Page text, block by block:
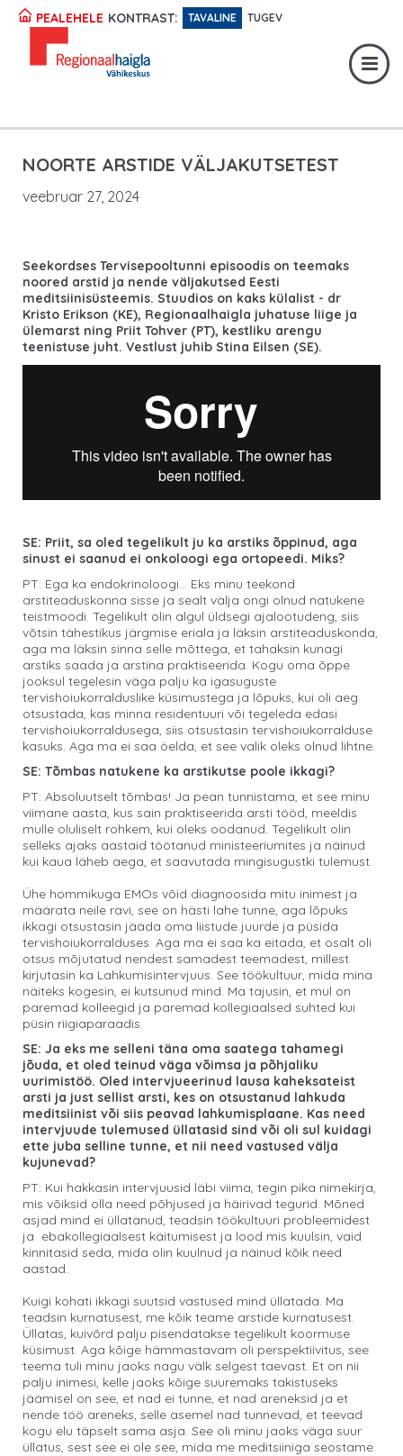
PEALEHELE KONTRAST: TAVALINE TUGEV
617 1049
Erakorraline abi:
NOORTE ARSTIDE VÄLJAKUTSETEST
veebruar 27, 2024
Seekordses Tervisepooltunni episoodis on teemaks
noored arstid ja nende väljakutsed Eesti
meditsiinisüsteemis. Stuudios on kaks külalist - dr
Kristo Erikson (KE), Regionaalhaigla juhatuse liige ja
ülemarst ning Priit Tohver (PT), kestliku arengu
teenistuse juht. Vestlust juhib Stina Eilsen (SE).
SE: Priit, sa oled tegelikult ju ka arstiks õppinud, aga
sinust ei saanud ei onkoloogi ega ortopeedi. Miks?
PT: Ega ka endokrinoloogi… Eks minu teekond
arstiteaduskonna sisse ja sealt välja ongi olnud natukene
teistmoodi. Tegelikult olin algul üldsegi ajalootudeng, siis
võtsin tähestikus järgmise eriala ja läksin arstiteaduskonda,
aga ma läksin sinna selle mõttega, et tahaksin kunagi
arstiks saada ja arstina praktiseerida. Kogu oma õppe
jooksul tegelesin väga palju ka igasuguste
tervishoiukorralduslike küsimustega ja lõpuks, kui oli aeg
otsustada, kas minna residentuuri või tegeleda edasi
tervishoiukorraldusega, siis otsustasin tervishoiukorralduse
kasuks. Aga ma ei saa öelda, et see valik oleks olnud lihtne.
SE: Tõmbas natukene ka arstikutse poole ikkagi?
PT: Absoluutselt tõmbas! Ja pean tunnistama, et see minu
viimane aasta, kus sain praktiseerida arsti tööd, meeldis
mulle oluliselt rohkem, kui oleks oodanud. Tegelikult olin
selleks ajaks aastaid töötanud ministeeriumites ja näinud
kui kaua läheb aega, et saavutada mingisugustki tulemust.
Ühe hommikuga EMOs võid diagnoosida mitu inimest ja
määrata neile ravi, see on hästi lahe tunne, aga lõpuks
ikkagi otsustasin jääda oma liistude juurde ja püsida
tervishoiukorralduses. Aga ma ei saa ka eitada, et osalt oli
otsus mõjutatud nendest samadest teemadest, millest
kirjutasin ka Lahkumisintervjuus. See töökultuur, mida mina
näiteks kogesin, ei kutsunud mind. Ma tajusin, et mul on
paremad kolleegid ja paremad kollegiaalsed suhted kui
püsin riigiaparaadis.
SE: Ja eks me selleni täna oma saatega tahamegi
jõuda, et oled teinud väga võimsa ja põhjaliku
uurimistöö. Oled intervjueerinud lausa kaheksateist
arsti ja just sellist arsti, kes on otsustanud lahkuda
meditsiinist või siis peavad lahkumisplaane. Kas need
intervjuude tulemused üllatasid sind või oli sul kuidagi
ette juba selline tunne, et nii need vastused välja
kujunevad?
PT: Kui hakkasin intervjuusid läbi viima, tegin pika nimekirja,
mis võiksid olla need põhjused ja häirivad tegurid. Mõned
asjad mind ei üllatanud, teadsin töökultuuri probleemidest
ja ebakollegiaalsest käitumisest ja lood mis kuulsin, vaid
kinnitasid seda, mida olin kuulnud ja näinud kõik need
aastad.
Kuigi kohati ikkagi suutsid vastused mind üllatada. Ma
teadsin kurnatusest, me kõik teame arstide kurnatusest.
Üllatas, kuivõrd palju pisendatakse tegelikult koormuse
küsimust. Aga kõige hämmastavam oli perspektiivitus, see
teema tuli minu jaoks nagu välk selgest taevast. Et on nii
palju inimesi, kelle jaoks kõige suuremaks takistuseks
jäämisel on see, et nad ei tunne, et nad areneksid ja et
nende töö areneks, selle asemel nad tunnevad, et teevad
kogu elu täpselt sama asja. See oli minu jaoks väga suur
üllatus, sest see ei ole see, mida me meditsiiniga seostame.